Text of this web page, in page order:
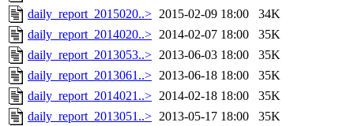
daily_report_2015020..> 2015-02-09 18:00
34K
daily_report_2014020..> 2014-02-07 18:00
35K
daily_report_2013053..> 2013-06-03 18:00
35K
daily_report_2013061..> 2013-06-18 18:00
35K
daily_report_2014021..> 2014-02-18 18:00
35K
daily_report_2013051..> 2013-05-17 18:00
35K